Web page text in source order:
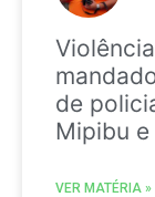
de
Mipibu
VER MATÉRIA »